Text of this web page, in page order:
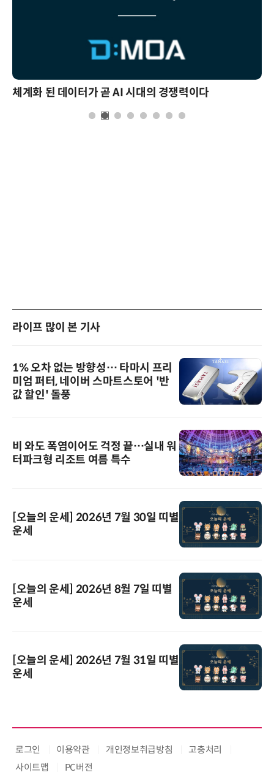
체계화 된 데이터가 곧 AI 시대의 경쟁력이다
라이프 많이 본 기사
1% 오차 없는 방향성… 타마시 프리
미엄 퍼터, 네이버 스마트스토어 '반
값 할인' 돌풍
비 와도 폭염이어도 걱정 끝…실내 워
터파크형 리조트 여름 특수
[오늘의 운세] 2026년 7월 30일 띠별
운세
[오늘의 운세] 2026년 8월 7일 띠별
운세
[오늘의 운세] 2026년 7월 31일 띠별
운세
로그인 이용약관 개인정보취급방침
고충처리
사이트맵
PC버전